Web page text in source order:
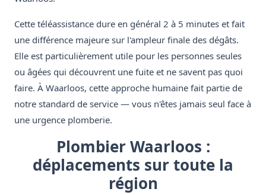
Cette téléassistance dure en général 2 à 5 minutes et fait
une différence majeure sur l'ampleur finale des dégâts.
Elle est particulièrement utile pour les personnes seules
ou âgées qui découvrent une fuite et ne savent pas quoi
faire. À Waarloos, cette approche humaine fait partie de
notre standard de service — vous n'êtes jamais seul face à
une urgence plomberie.
Plombier Waarloos :
déplacements sur toute la
région